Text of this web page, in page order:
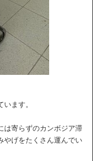
ます。
は寄らずのカンボジア滞
やげをたくさん運んでい